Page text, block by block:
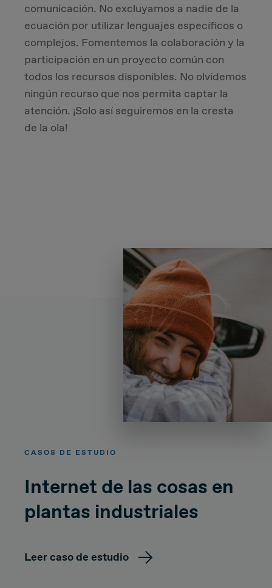
comunicación. No excluyamos a nadie de la
ecuación por utilizar lenguajes específicos o
complejos. Fomentemos la colaboración y la
participación en un proyecto común con
todos los recursos disponibles. No olvidemos
ningún recurso que nos permita captar la
atención. ¡Solo así seguiremos en la cresta
de la ola!
CASOS DE ESTUDIO
Internet de las cosas en
plantas industriales
Leer caso de estudio